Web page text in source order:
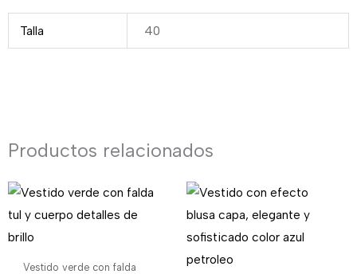
Talla 40
Productos relacionados
Vestido verde con falda